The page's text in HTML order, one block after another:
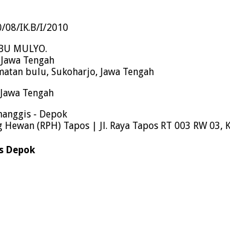
08/IK.B/I/2010
MULYO.
Tengah
bulu, Sukoharjo, Jawa Tengah
Tengah
- Depok
(RPH) Tapos | Jl. Raya Tapos RT 003 RW
Depok